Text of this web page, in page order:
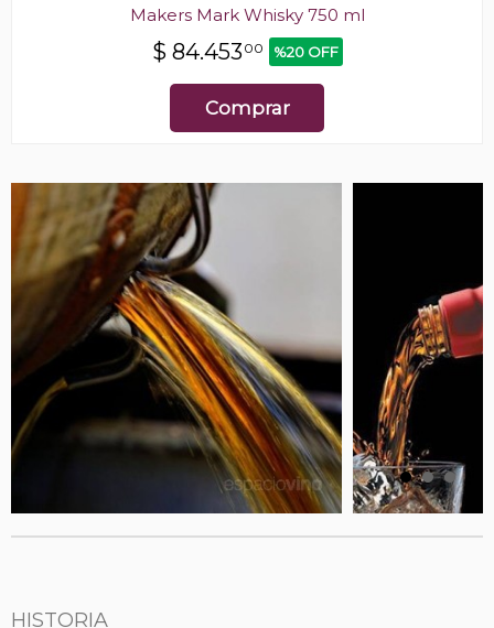
Makers Mark Whisky 750 ml
$ 84.453 00 %20 OFF
Comprar
HISTORIA